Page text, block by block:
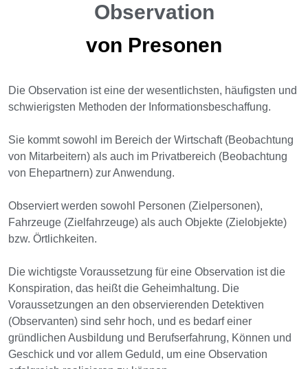
Observation
von Presonen
Die Observation ist eine der wesentlichsten, häufigsten und
schwierigsten Methoden der Informationsbeschaffung.
Sie kommt sowohl im Bereich der Wirtschaft (Beobachtung
von Mitarbeitern) als auch im Privatbereich (Beobachtung
von Ehepartnern) zur Anwendung.
Observiert werden sowohl Personen (Zielpersonen),
Fahrzeuge (Zielfahrzeuge) als auch Objekte (Zielobjekte)
bzw. Örtlichkeiten.
Die wichtigste Voraussetzung für eine Observation ist die
Konspiration, das heißt die Geheimhaltung. Die
Voraussetzungen an den observierenden Detektiven
(Observanten) sind sehr hoch, und es bedarf einer
gründlichen Ausbildung und Berufserfahrung, Können und
Geschick und vor allem Geduld, um eine Observation